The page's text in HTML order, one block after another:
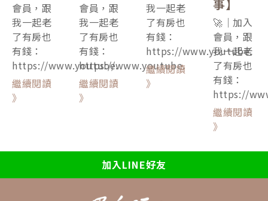
會員，跟
我一起老
了有房也
有錢：
https://www.youtube.
繼續閱讀
》
會員，跟
我一起老
了有房也
有錢：
https://www.youtube.
繼續閱讀
》
我一起老
了有房也
有錢：
https://www.youtube.
繼續閱讀
》
事】
🚀｜加入
會員，跟
我一起老
了有房也
有錢：
https://
繼續閱讀
》
加入LINE好友